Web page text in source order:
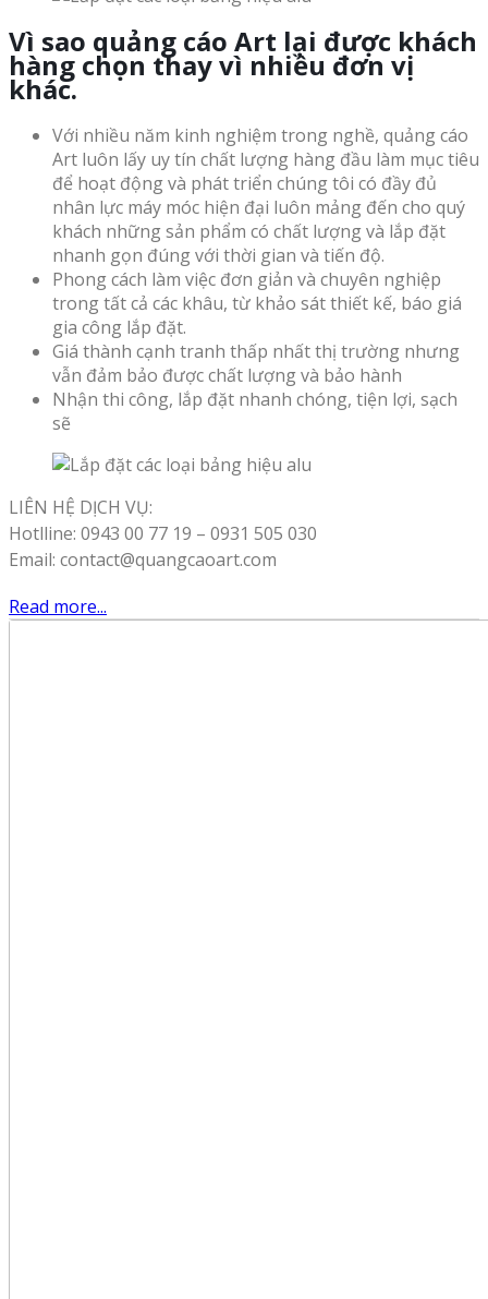
Vì sao quảng cáo Art lại được khách
hàng chọn thay vì nhiều đơn vị
khác.
Với nhiều năm kinh nghiệm trong nghề, quảng cáo
Art luôn lấy uy tín chất lượng hàng đầu làm mục tiêu
để hoạt động và phát triển chúng tôi có đầy đủ
nhân lực máy móc hiện đại luôn mảng đến cho quý
khách những sản phẩm có chất lượng và lắp đặt
nhanh gọn đúng với thời gian và tiến độ.
Phong cách làm việc đơn giản và chuyên nghiệp
trong tất cả các khâu, từ khảo sát thiết kế, báo giá
gia công lắp đặt.
Giá thành cạnh tranh thấp nhất thị trường nhưng
vẫn đảm bảo được chất lượng và bảo hành
Nhận thi công, lắp đặt nhanh chóng, tiện lợi, sạch
sẽ
LIÊN HỆ DỊCH VỤ:
Hotlline: 0943 00 77 19 – 0931 505 030
Email: contact@quangcaoart.com
Read more...